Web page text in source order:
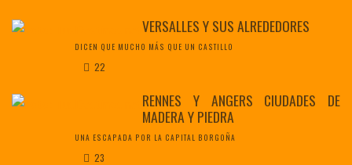
VERSALLES Y SUS ALREDEDORES
DICEN QUE MUCHO MÁS QUE UN CASTILLO
22
RENNES Y ANGERS CIUDADES DE
MADERA Y PIEDRA
UNA ESCAPADA POR LA CAPITAL BORGOÑA
23